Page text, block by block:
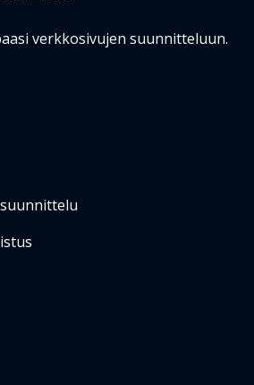
verkkosivujen suunnitteluun.